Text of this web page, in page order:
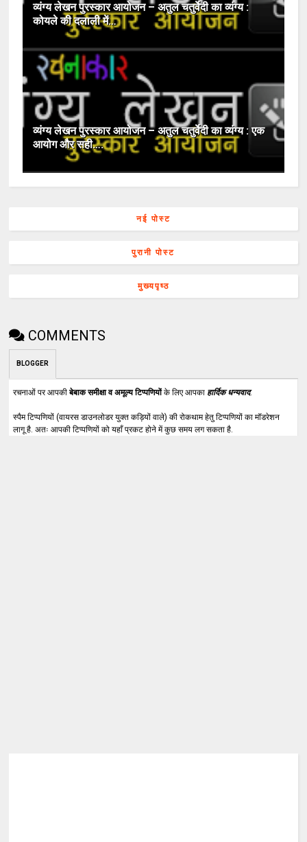
व्यंग्य लेखन पुरस्कार आयोजन – अतुल चतुर्वेदी का व्यंग्य :
कोयले की दलाली में…
व्यंग्य लेखन पुरस्कार आयोजन – अतुल चतुर्वेदी का व्यंग्य : एक
आयोग और सही….
नई पोस्ट
पुरानी पोस्ट
मुख्यपृष्ठ
COMMENTS
BLOGGER
रचनाओं पर आपकीबेबाक समीक्षा व अमूल्य टिप्पणियोंके लिए आपका हार्दिक धन्यवाद.
स्पैम टिप्पणियों (वायरस डाउनलोडर युक्त कड़ियों वाले) की रोकथाम हेतु टिप्पणियों का मॉडरेशन
लागू है. अतः आपकी टिप्पणियों को यहाँ प्रकट होने में कुछ समय लग सकता है.